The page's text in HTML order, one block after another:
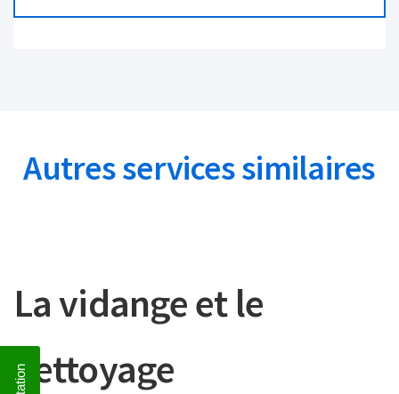
Autres services similaires
La vidange et le
nettoyage